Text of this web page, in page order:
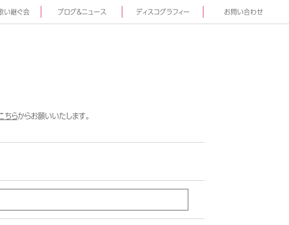
い継ぐ会 ブログ＆ニュース ディスコグラフィー お問い合わせ
ちらからお願いいたします。